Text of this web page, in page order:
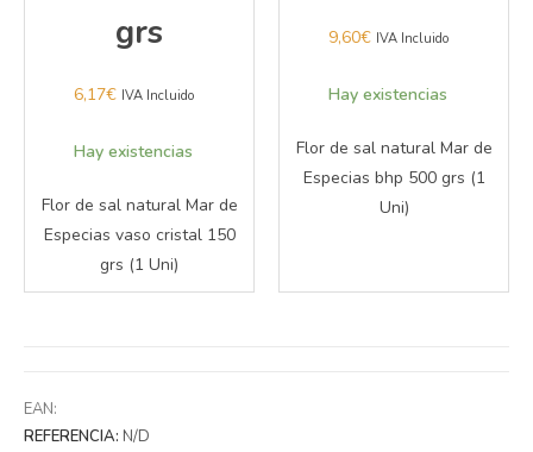
grs
6,17€ IVA Incluido
Hay existencias
Flor de sal natural Mar de
Especias vaso cristal 150
grs (1 Uni)
9,60€ IVA Incluido
Hay existencias
Flor de sal natural Mar de
Especias bhp 500 grs (1
Uni)
EAN:
REFERENCIA: N/D